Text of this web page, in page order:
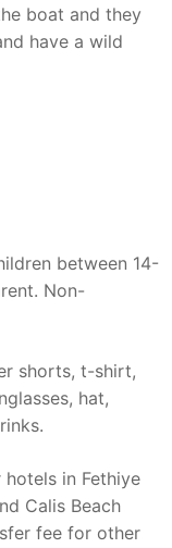
boat and they
have a wild
between 14-
Non-
shorts, t-shirt,
hat,
in Fethiye
Calis Beach
fee for other